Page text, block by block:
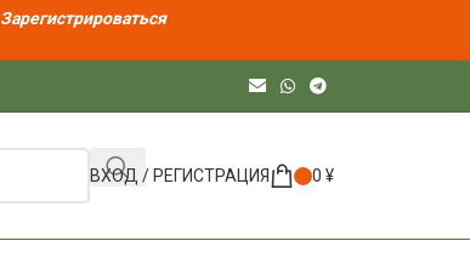
Зарегистрироваться
ВХОД / РЕГИСТРАЦИЯ 0 ¥